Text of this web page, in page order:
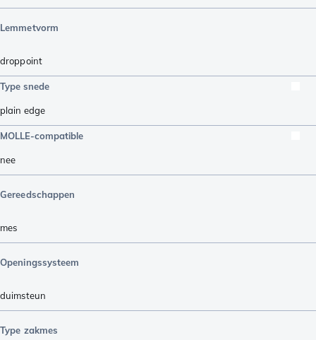
Lemmetvorm
droppoint
Type snede
plain edge
MOLLE-compatible
nee
Gereedschappen
mes
Openingssysteem
duimsteun
Type zakmes